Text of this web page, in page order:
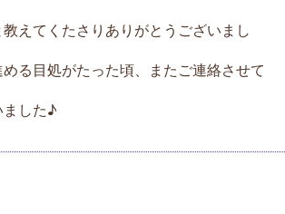
えてくたさりありがとうございまし
る目処がたった頃、またご連絡させて
ました♪